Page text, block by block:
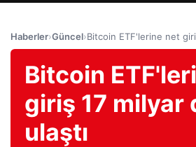
Haberler›Güncel›Bitcoin ETF'lerine net
Bitcoin
giriş 17 milyar
ulaştı